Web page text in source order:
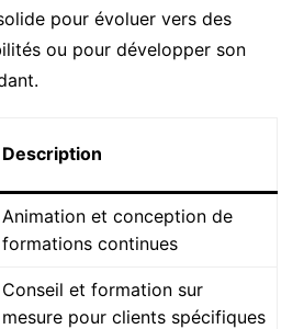
pour évoluer vers des
ou pour développer son
Description
Animation et conception de
formations continues
Conseil et formation sur
mesure pour clients spécifiques